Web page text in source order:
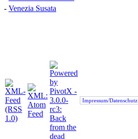
- Venezia Susata
Impressum/Datenschutz